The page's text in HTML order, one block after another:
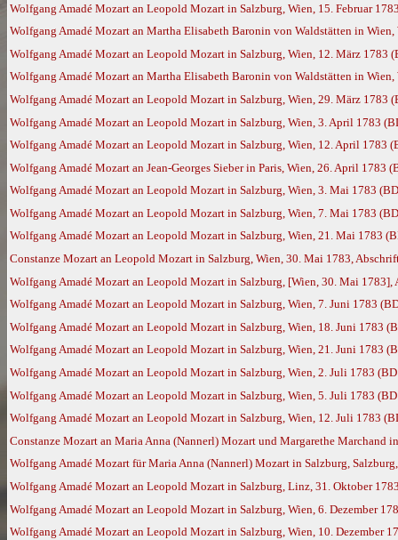
Wolfgang Amadé Mozart an Leopold Mozart in Salzburg, Wien, 15. Februar
Wolfgang Amadé Mozart an Martha Elisabeth Baronin von Waldstätten in
Wolfgang Amadé Mozart an Leopold Mozart in Salzburg, Wien, 12. März 1783
Wolfgang Amadé Mozart an Martha Elisabeth Baronin von Waldstätten in
Wolfgang Amadé Mozart an Leopold Mozart in Salzburg, Wien, 29. März 1783
Wolfgang Amadé Mozart an Leopold Mozart in Salzburg, Wien, 3. April 1783
Wolfgang Amadé Mozart an Leopold Mozart in Salzburg, Wien, 12. April 1783
Wolfgang Amadé Mozart an Jean-Georges Sieber in Paris, Wien, 26. April 1783
Wolfgang Amadé Mozart an Leopold Mozart in Salzburg, Wien, 3. Mai 1783
Wolfgang Amadé Mozart an Leopold Mozart in Salzburg, Wien, 7. Mai 1783
Wolfgang Amadé Mozart an Leopold Mozart in Salzburg, Wien, 21. Mai 1783
Constanze Mozart an Leopold Mozart in Salzburg, Wien, 30. Mai 1783,
Wolfgang Amadé Mozart an Leopold Mozart in Salzburg, [Wien, 30. Mai 1783],
Wolfgang Amadé Mozart an Leopold Mozart in Salzburg, Wien, 7. Juni 1783
Wolfgang Amadé Mozart an Leopold Mozart in Salzburg, Wien, 18. Juni 1783
Wolfgang Amadé Mozart an Leopold Mozart in Salzburg, Wien, 21. Juni 1783
Wolfgang Amadé Mozart an Leopold Mozart in Salzburg, Wien, 2. Juli 1783
Wolfgang Amadé Mozart an Leopold Mozart in Salzburg, Wien, 5. Juli 1783
Wolfgang Amadé Mozart an Leopold Mozart in Salzburg, Wien, 12. Juli 1783
Constanze Mozart an Maria Anna (Nannerl) Mozart und Margarethe
Wolfgang Amadé Mozart für Maria Anna (Nannerl) Mozart in Salzburg,
Wolfgang Amadé Mozart an Leopold Mozart in Salzburg, Linz, 31. Oktober
Wolfgang Amadé Mozart an Leopold Mozart in Salzburg, Wien, 6. Dezember
Wolfgang Amadé Mozart an Leopold Mozart in Salzburg, Wien, 10. Dezember